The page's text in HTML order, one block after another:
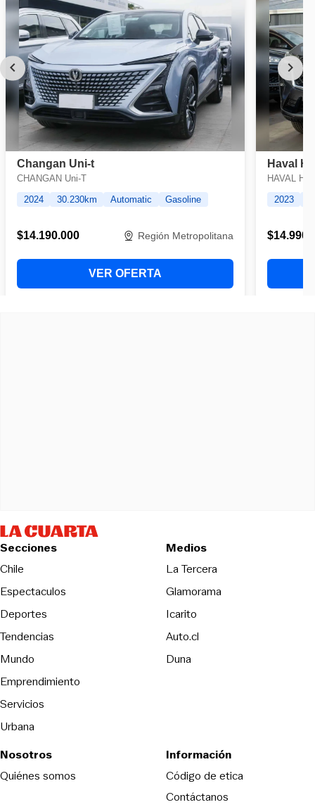
Secciones
Chile
Espectaculos
Deportes
Tendencias
Mundo
Emprendimiento
Servicios
Urbana
Medios
La TerceraOpens in new
Glamorama
Icarito
Auto.cl
DunaOpens in new window
Nosotros
Quiénes somos
Información
Código de eticaOpens in new
Contáctanos